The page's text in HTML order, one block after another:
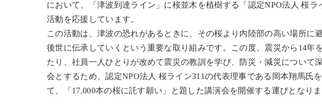
において、「津波到達ライン」に桜並木を植樹する「認定NPO法人 桜ラ
活動を応援しています。
この活動は、津波の恐れがあるときに、その桜より内陸部の高い場所に
後世に伝承していくという重要な取り組みです。この度、震災から14年
たり、社員一人ひとりが改めて震災の教訓を学び、防災・減災について
会とするため、認定NPO法人 桜ライン311の代表理事である岡本翔馬氏
て、「17,000本の桜に託す願い」と題した講演会を開催する運びとなり